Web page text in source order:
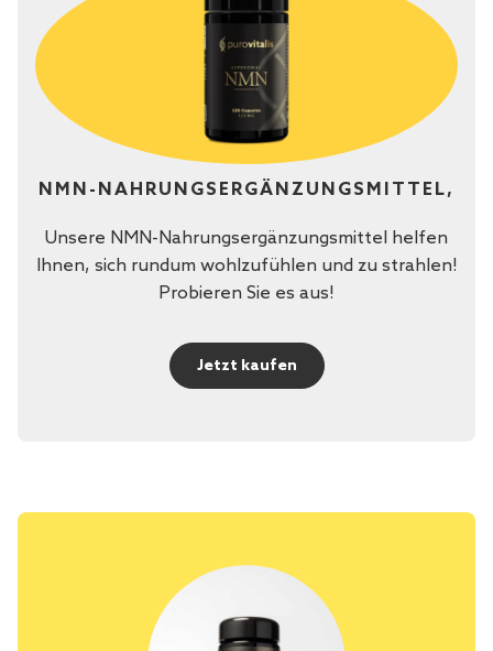
NMN-NAHRUNGSERGÄNZUNGSMITTEL,
Unsere NMN-Nahrungsergänzungsmittel helfen
Ihnen, sich rundum wohlzufühlen und zu strahlen!
Probieren Sie es aus!
Jetzt kaufen